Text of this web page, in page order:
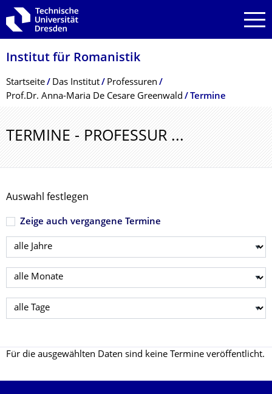
Zur Hauptnavigation springen
Zur Suche springen
Zum Inhalt springen
Institut für Romanistik
Breadcrumb-Menü
Startseite Das Institut
Professuren
Prof.Dr. Anna-Maria De Cesare Greenwald
Termine
TERMINE - PROFESSUR ...
Auswahl festlegen
Zeige auch vergangene Termine
Jahr wählen
Monat wählen
Tag wählen
Für die ausgewählten Daten sind keine Termine veröffentlicht.